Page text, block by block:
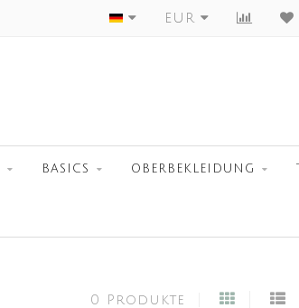
Worldwide Shipment
EUR
BASICS OBERBEKLEIDUNG
0 Produkte